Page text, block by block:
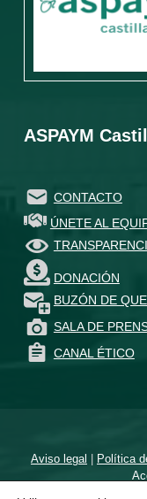
ASPAYM
CONTACTO
ÚNETE AL
DONACIÓN
BUZÓN DE
SALA DE
CANAL ÉTICO
Aviso legal | Política